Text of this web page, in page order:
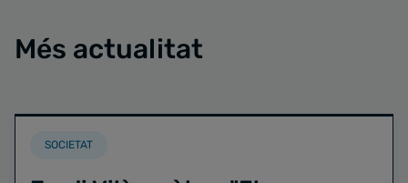
Més actualitat
SOCIETAT